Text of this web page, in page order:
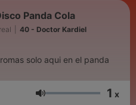
Panda Cola
40 - Doctor Kardiel
solo aqui en el panda
Glasnoća 1 x